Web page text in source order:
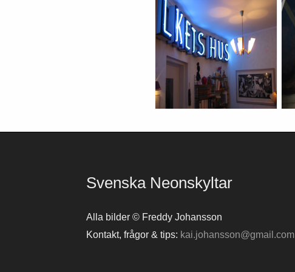
Svenska Neonskyltar
Alla bilder © Freddy Johansson
Kontakt, frågor & tips: kai.johansson@gmail.com